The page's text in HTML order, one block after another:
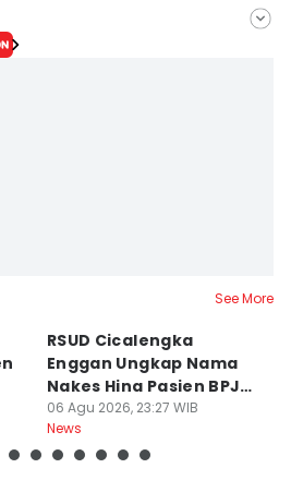
See More
RSUD Cicalengka
Enggan Ungkap Nama
Nakes Hina Pasien BPJS
Yurizal
06 Agu 2026, 23:27 WIB
News